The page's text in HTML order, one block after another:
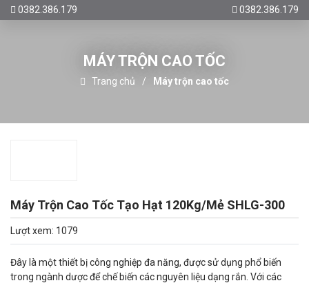
0382.386.179 0382.386.179
MÁY TRỘN CAO TỐC
Trang chủ Máy trộn cao tốc
Máy Trộn Cao Tốc Tạo Hạt 120Kg/Mẻ SHLG-300
Lượt xem: 1079
Đây là một thiết bị công nghiệp đa năng, được sử dụng phổ biến
trong ngành dược để chế biến các nguyên liệu dạng rắn. Với các